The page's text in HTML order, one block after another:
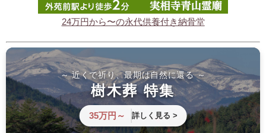
24万円から〜の永代供養付き納骨堂
～ 近くで祈り、最期は自然に還る ～
樹木葬 特集
35万円～ 詳しく見る >